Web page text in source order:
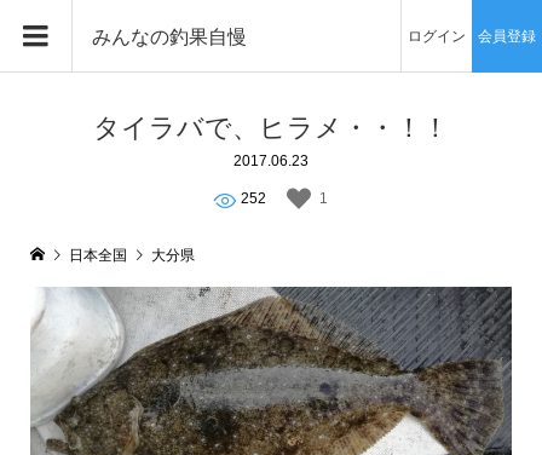
みんなの釣果自慢 ログイン 会員登録
タイラバで、ヒラメ・・！！
2017.06.23
252 1
日本全国 大分県